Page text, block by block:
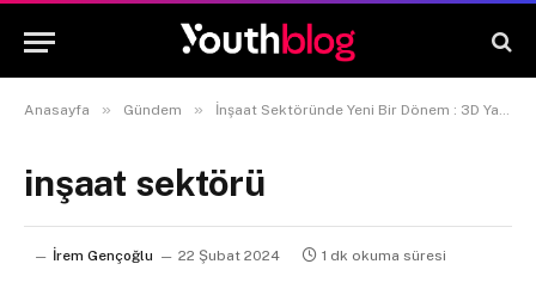
Anasayfa » Gündem » İnşaat Sektöründe Yeni Bir Dönem : 3D Yazıcılar
inşaat sektörü
İrem Gençoğlu 22 Şubat 2024 1 dk okuma süresi